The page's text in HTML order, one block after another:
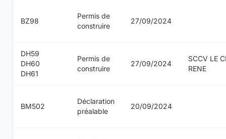
BZ98
Permis de
construire
27/09/2024
DH59
DH60
DH61
Permis de
construire
27/09/2024
SCCV LE
RENE
BM502
Déclaration
préalable
20/09/2024